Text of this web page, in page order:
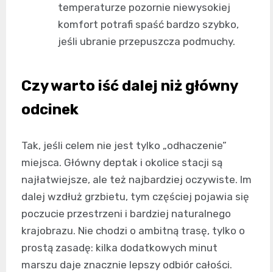
temperaturze pozornie niewysokiej
komfort potrafi spaść bardzo szybko,
jeśli ubranie przepuszcza podmuchy.
Czy warto iść dalej niż główny
odcinek
Tak, jeśli celem nie jest tylko „odhaczenie”
miejsca. Główny deptak i okolice stacji są
najłatwiejsze, ale też najbardziej oczywiste. Im
dalej wzdłuż grzbietu, tym częściej pojawia się
poczucie przestrzeni i bardziej naturalnego
krajobrazu. Nie chodzi o ambitną trasę, tylko o
prostą zasadę: kilka dodatkowych minut
marszu daje znacznie lepszy odbiór całości.